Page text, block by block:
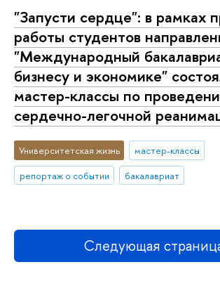
"Запусти сердце": в рамках
работы студентов
"Международный
бизнесу и экономике"
мастер-классы по
сердечно-легочной
Университетская жизнь
мастер-классы
репортаж о событии
бакалавриат
Следующая